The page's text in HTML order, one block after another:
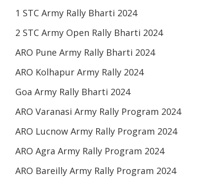
1 STC Army Rally Bharti 2024
2 STC Army Open Rally Bharti 2024
ARO Pune Army Rally Bharti 2024
ARO Kolhapur Army Rally 2024
Goa Army Rally Bharti 2024
ARO Varanasi Army Rally Program 2024
ARO Lucnow Army Rally Program 2024
ARO Agra Army Rally Program 2024
ARO Bareilly Army Rally Program 2024